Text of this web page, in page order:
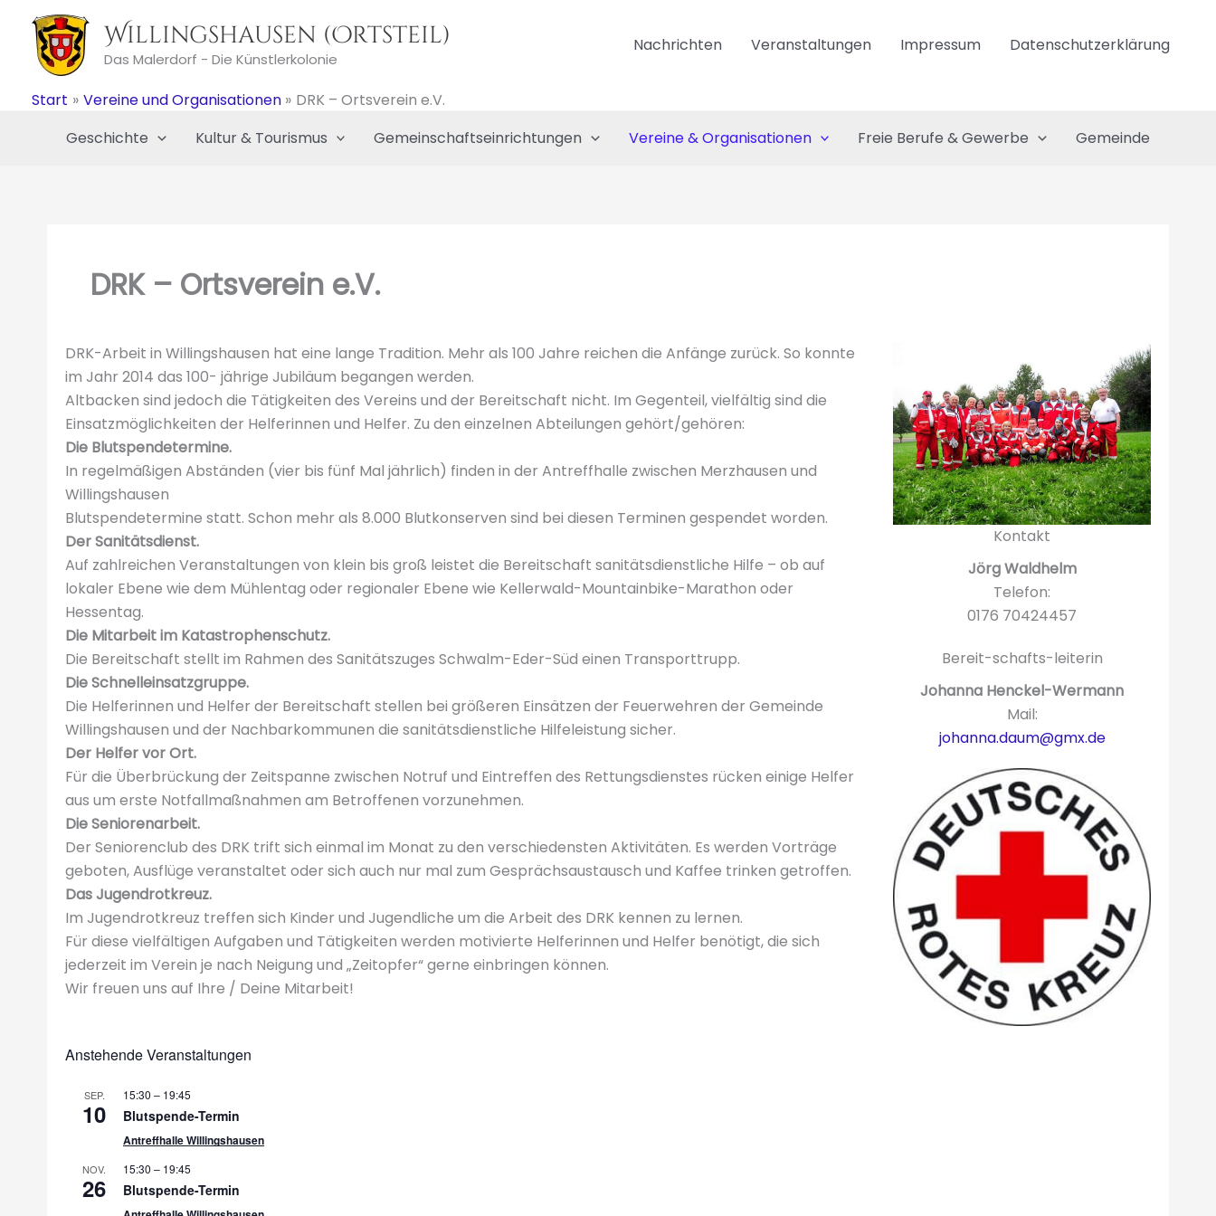
Inhalt
springen
Willingshausen (Ortsteil)
Das Malerdorf - Die Künstlerkolonie
Nachrichten Veranstaltungen Impressum Datenschutzerklärung
Start Vereine und Organisationen
DRK – Ortsverein e.V.
Geschichte
Kultur & Tourismus Gemeinschaftseinrichtungen Vereine & Organisationen Freie Berufe & Gewerbe Gemeinde
DRK – Ortsverein e.V.
DRK-Arbeit in Willingshausen hat eine lange Tradition. Mehr als 100 Jahre reichen die Anfänge zurück. So konnte
im Jahr 2014 das 100- jährige Jubiläum begangen werden.
Altbacken sind jedoch die Tätigkeiten des Vereins und der Bereitschaft nicht. Im Gegenteil, vielfältig sind die
Einsatzmöglichkeiten der Helferinnen und Helfer. Zu den einzelnen Abteilungen gehört/gehören:
Die Blutspendetermine.
In regelmäßigen Abständen (vier bis fünf Mal jährlich) finden in der Antreffhalle zwischen Merzhausen und
Willingshausen
Blutspendetermine statt. Schon mehr als 8.000 Blutkonserven sind bei diesen Terminen gespendet worden.
Der Sanitätsdienst.
Auf zahlreichen Veranstaltungen von klein bis groß leistet die Bereitschaft sanitätsdienstliche Hilfe – ob auf
lokaler Ebene wie dem Mühlentag oder regionaler Ebene wie Kellerwald-Mountainbike-Marathon oder
Hessentag.
Die Mitarbeit im Katastrophenschutz.
Die Bereitschaft stellt im Rahmen des Sanitätszuges Schwalm-Eder-Süd einen Transporttrupp.
Die Schnelleinsatzgruppe.
Die Helferinnen und Helfer der Bereitschaft stellen bei größeren Einsätzen der Feuerwehren der Gemeinde
Willingshausen und der Nachbarkommunen die sanitätsdienstliche Hilfeleistung sicher.
Der Helfer vor Ort.
Für die Überbrückung der Zeitspanne zwischen Notruf und Eintreffen des Rettungsdienstes rücken einige Helfer
aus um erste Notfallmaßnahmen am Betroffenen vorzunehmen.
Die Seniorenarbeit.
Der Seniorenclub des DRK trift sich einmal im Monat zu den verschiedensten Aktivitäten. Es werden Vorträge
geboten, Ausflüge veranstaltet oder sich auch nur mal zum Gesprächsaustausch und Kaffee trinken getroffen.
Das Jugendrotkreuz.
Im Jugendrotkreuz treffen sich Kinder und Jugendliche um die Arbeit des DRK kennen zu lernen.
Für diese vielfältigen Aufgaben und Tätigkeiten werden motivierte Helferinnen und Helfer benötigt, die sich
jederzeit im Verein je nach Neigung und „Zeitopfer“ gerne einbringen können.
Wir freuen uns auf Ihre / Deine Mitarbeit!
Anstehende Veranstaltungen
SEP.
10
15:30 – 19:45
Blutspende-Termin
Antreffhalle Willingshausen
NOV.
26
15:30 – 19:45
Blutspende-Termin
Kontakt
Jörg Waldhelm
Telefon:
0176 70424457
Bereit-schafts-leiterin
Johanna Henckel-Wermann
Mail:
johanna.daum@gmx.de